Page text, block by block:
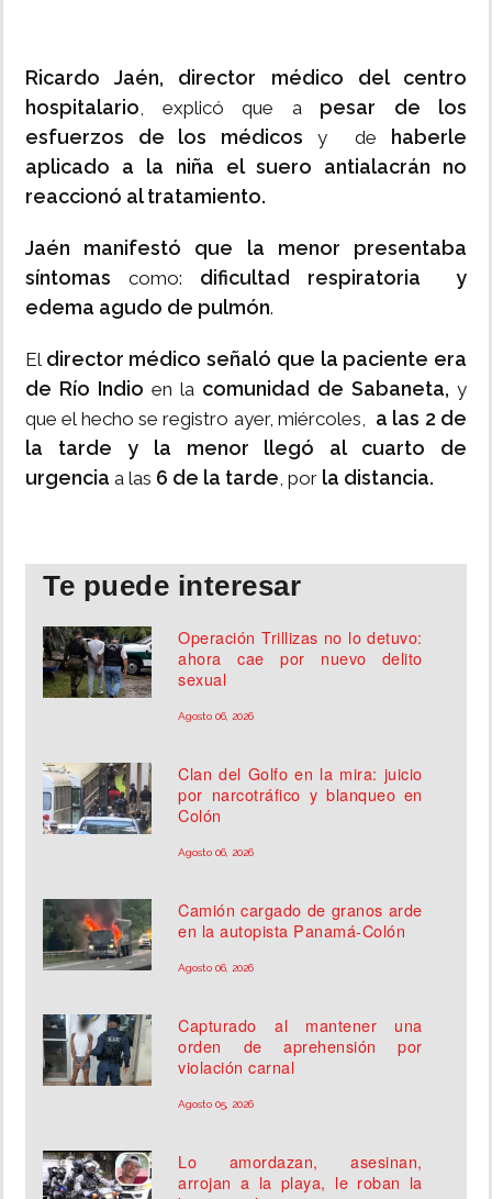
Ricardo Jaén, director médico del centro
hospitalario, explicó que a pesar de los
esfuerzos de los médicos y de
haberle
aplicado a la niña el suero antialacrán no
reaccionó al tratamiento.
Jaén manifestó que la menor presentaba
síntomas como: dificultad respiratoria y
edema agudo de pulmón.
El director médico señaló que la paciente era
de Río Indio en la comunidad de Sabaneta, y
que el hecho se registro ayer, miércoles, a las 2 de
la tarde y la menor llegó al cuarto de
urgencia a las 6 de la tarde, por la distancia.
Te puede interesar
Operación Trillizas no lo detuvo:
ahora cae por nuevo delito
sexual
Agosto 06, 2026
Clan del Golfo en la mira: juicio
por narcotráfico y blanqueo en
Colón
Agosto 06, 2026
Camión cargado de granos arde
en la autopista Panamá-Colón
Agosto 06, 2026
Capturado al mantener una
orden de aprehensión por
violación carnal
Agosto 05, 2026
Lo amordazan, asesinan,
arrojan a la playa, le roban la